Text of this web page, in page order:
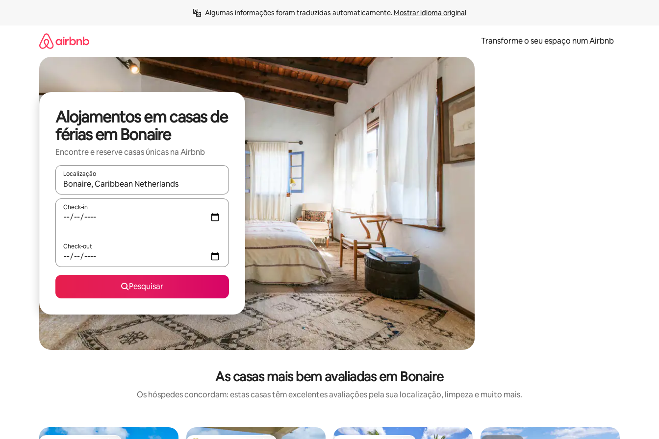
Algumas informações foram traduzidas automaticamente. Mostrar idioma original
Transforme o seu espaço num Airbnb
Alojamentos em casas de
férias em Bonaire
Encontre e reserve casas únicas na Airbnb
Localização
Quando os resultados estiverem disponíveis, navegue com as teclas de seta para cima e para baixo ou explore com gestos de toque ou deslize.
Check-in
Check-out
Pesquisar
As casas mais bem avaliadas em Bonaire
Os hóspedes concordam: estas casas têm excelentes avaliações pela sua localização, limpeza e muito mais.